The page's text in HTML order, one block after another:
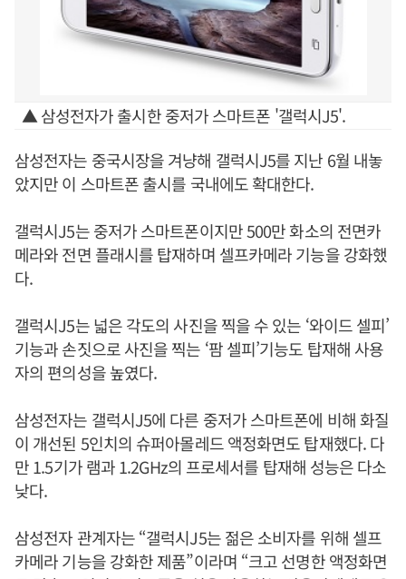
▲ 삼성전자가 출시한 중저가 스마트폰 '갤럭시J5'.
삼성전자는 중국시장을 겨냥해 갤럭시J5를 지난 6월 내놓
았지만 이 스마트폰 출시를 국내에도 확대한다.
갤럭시J5는 중저가 스마트폰이지만 500만 화소의 전면카
메라와 전면 플래시를 탑재하며 셀프카메라 기능을 강화했
다.
갤럭시J5는 넓은 각도의 사진을 찍을 수 있는 ‘와이드 셀피’
기능과 손짓으로 사진을 찍는 ‘팜 셀피’기능도 탑재해 사용
자의 편의성을 높였다.
삼성전자는 갤럭시J5에 다른 중저가 스마트폰에 비해 화질
이 개선된 5인치의 슈퍼아몰레드 액정화면도 탑재했다. 다
만 1.5기가 램과 1.2GHz의 프로세서를 탑재해 성능은 다소
낮다.
삼성전자 관계자는 “갤럭시J5는 젊은 소비자를 위해 셀프
카메라 기능을 강화한 제품”이라며 “크고 선명한 액정화면